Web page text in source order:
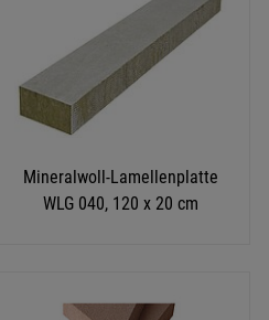
Mineralwoll-Lamellenplatte
WLG 040, 120 x 20 cm